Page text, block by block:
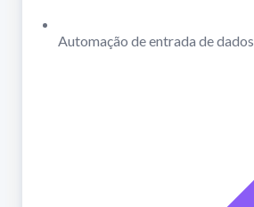
Automação de entrada de dados